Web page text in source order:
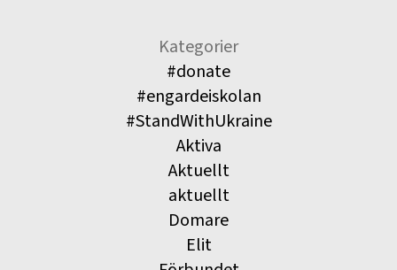
Kategorier
#donate
#engardeiskolan
#StandWithUkraine
Aktiva
Aktuellt
aktuellt
Domare
Elit